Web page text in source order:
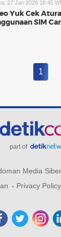
27 Jan 2026 16:45
Yuk Cek
SIM
1
part of
Media Siber
Privacy Policy